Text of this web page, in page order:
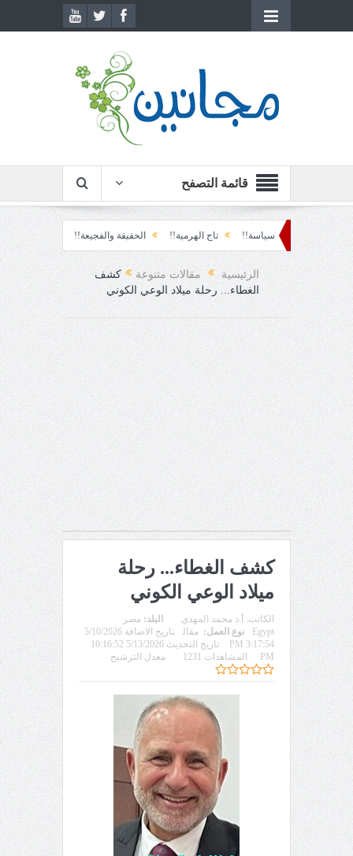
قائمة التصفح
سياسة!! تاج الهرمية!! الحقيقة والفجيعة!! لِقاءُ في المَطَرِ!
الرئيسية مقالات متنوعة
كشف
الغطاء... رحلة ميلاد الوعي الكوني
كشف الغطاء... رحلة
ميلاد الوعي الكوني
الكاتب: أ.د محمد المهدي البلد: مصر
Egypt
نوع العمل: مقال
تاريخ الاضافة 5/10/2026
3:17:54 PM
تاريخ التحديث 5/13/2026 10:16:52
PM
المشاهدات 1231 معدل الترشيح